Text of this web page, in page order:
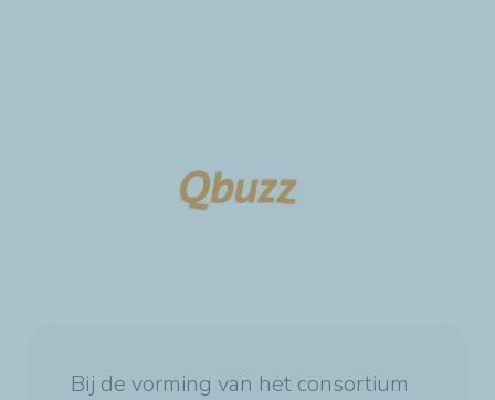
Bij de vorming van het consortium